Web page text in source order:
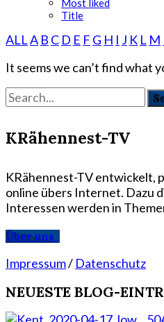
Title
ALLA B C D E F G H I J K L M
It seems we can’t find what
KRähennest-TV
KRähennest-TV entwickelt,
online übers Internet. Dazu
Interessen werden in
Über uns
Impressum/ Datenschutz
NEUESTE BLOG-